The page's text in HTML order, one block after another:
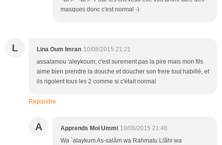
masques donc c'est normal -)
L Lina Oum Imran 10/08/2015 21:21
assalamou 'aleykoum; c'est surement pas la pire mais mon fils
aime bien prendre la douche et doucher son frere tout habillé, et
ils rigolent tous les 2 comme si c'était normal
Répondre
A Apprends Moi Ummi 10/08/2015 21:46
Wa `alaykum As-salãm wa Rahmatu Llãhi wa